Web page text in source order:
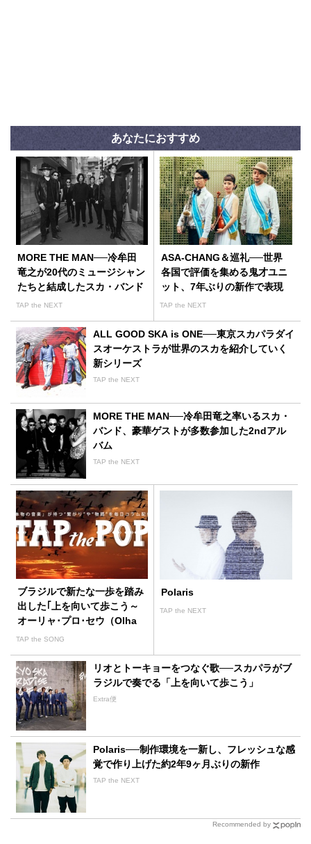
あなたにおすすめ
MORE THE MAN──冷牟田
竜之が20代のミュージシャン
たちと結成したスカ・バンド
TAP the NEXT
ASA-CHANG＆巡礼──世界
各国で評価を集める鬼才ユニ
ット、7年ぶりの新作で表現
するいびつな美しさ
TAP the NEXT
ALL GOOD SKA is ONE──東京スカパラダイ
スオーケストラが世界のスカを紹介していく
新シリーズ
TAP the NEXT
MORE THE MAN──冷牟田竜之率いるスカ・
バンド、豪華ゲストが多数参加した2ndアル
バム
TAP the NEXT
ブラジルで新たな一歩を踏み
出した｢上を向いて歩こう～
オーリャ･プロ･セウ（Olha
pro céu)｣
TAP the SONG
Polaris
TAP the NEXT
リオとトーキョーをつなぐ歌──スカパラがブ
ラジルで奏でる「上を向いて歩こう」
Extra便
Polaris──制作環境を一新し、フレッシュな感
覚で作り上げた約2年9ヶ月ぶりの新作
TAP the NEXT
Recommended by